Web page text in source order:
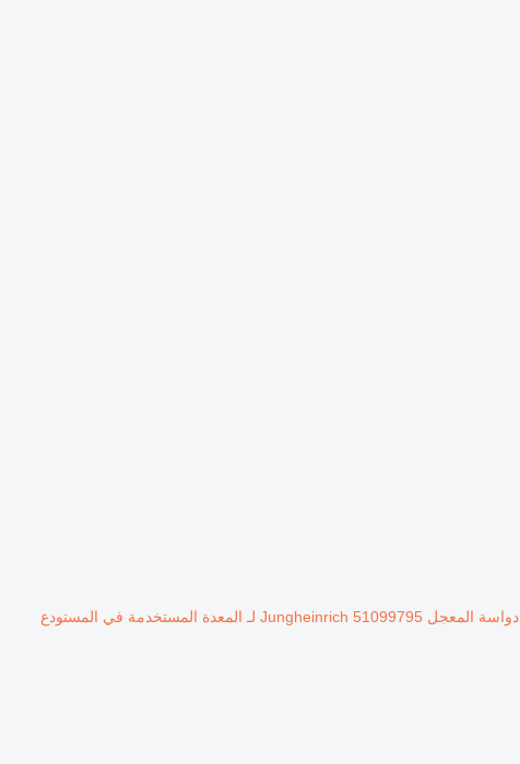
دواسة المعجل Jungheinrich 51099795 لـ المعدة المستخدمة في المستودع